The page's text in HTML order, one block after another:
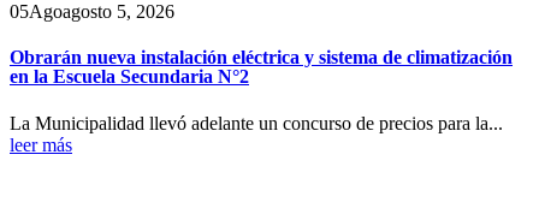
05Agoagosto 5, 2026
Obrarán nueva instalación eléctrica y sistema de climatización
en la Escuela Secundaria N°2
La Municipalidad llevó adelante un concurso de precios para la...
leer más